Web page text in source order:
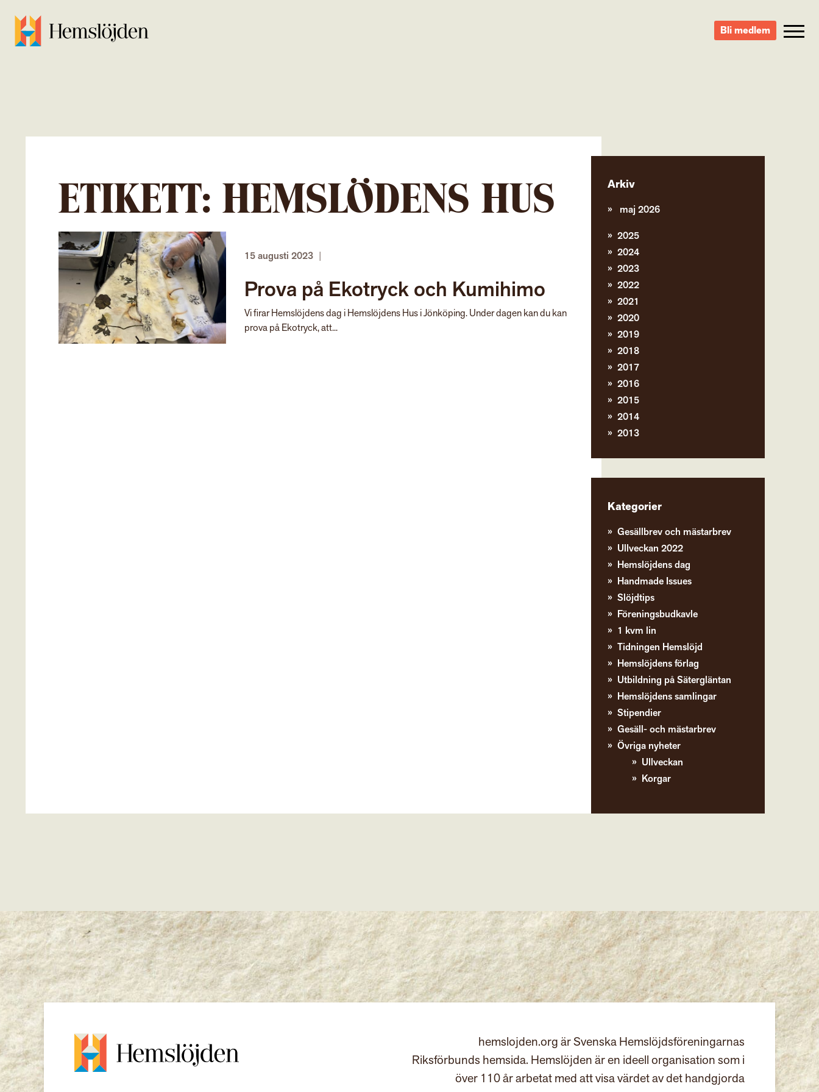
Bli medlem
ETIKETT: HEMSLÖDENS HUS
15 augusti 2023
Prova på Ekotryck och Kumihimo
Vi firar Hemslöjdens dag i Hemslöjdens Hus i Jönköping. Under dagen kan du kan
prova på Ekotryck, att...
Arkiv
maj 2026
2025
2024
2023
2022
2021
2020
2019
2018
2017
2016
2015
2014
2013
Kategorier
Gesällbrev och mästarbrev
Ullveckan 2022
Hemslöjdens dag
Handmade Issues
Slöjdtips
Föreningsbudkavle
1 kvm lin
Tidningen Hemslöjd
Hemslöjdens förlag
Utbildning på Sätergläntan
Hemslöjdens samlingar
Stipendier
Gesäll- och mästarbrev
Övriga nyheter
Ullveckan
Korgar
hemslojden.org är Svenska Hemslöjdsföreningarnas
Riksförbunds hemsida. Hemslöjden är en ideell organisation som i
över 110 år arbetat med att visa värdet av det handgjorda